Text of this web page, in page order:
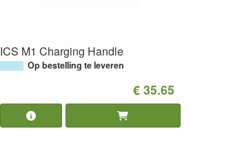
ICS M1 Charging Handle
Op bestelling te leveren
€ 35.65